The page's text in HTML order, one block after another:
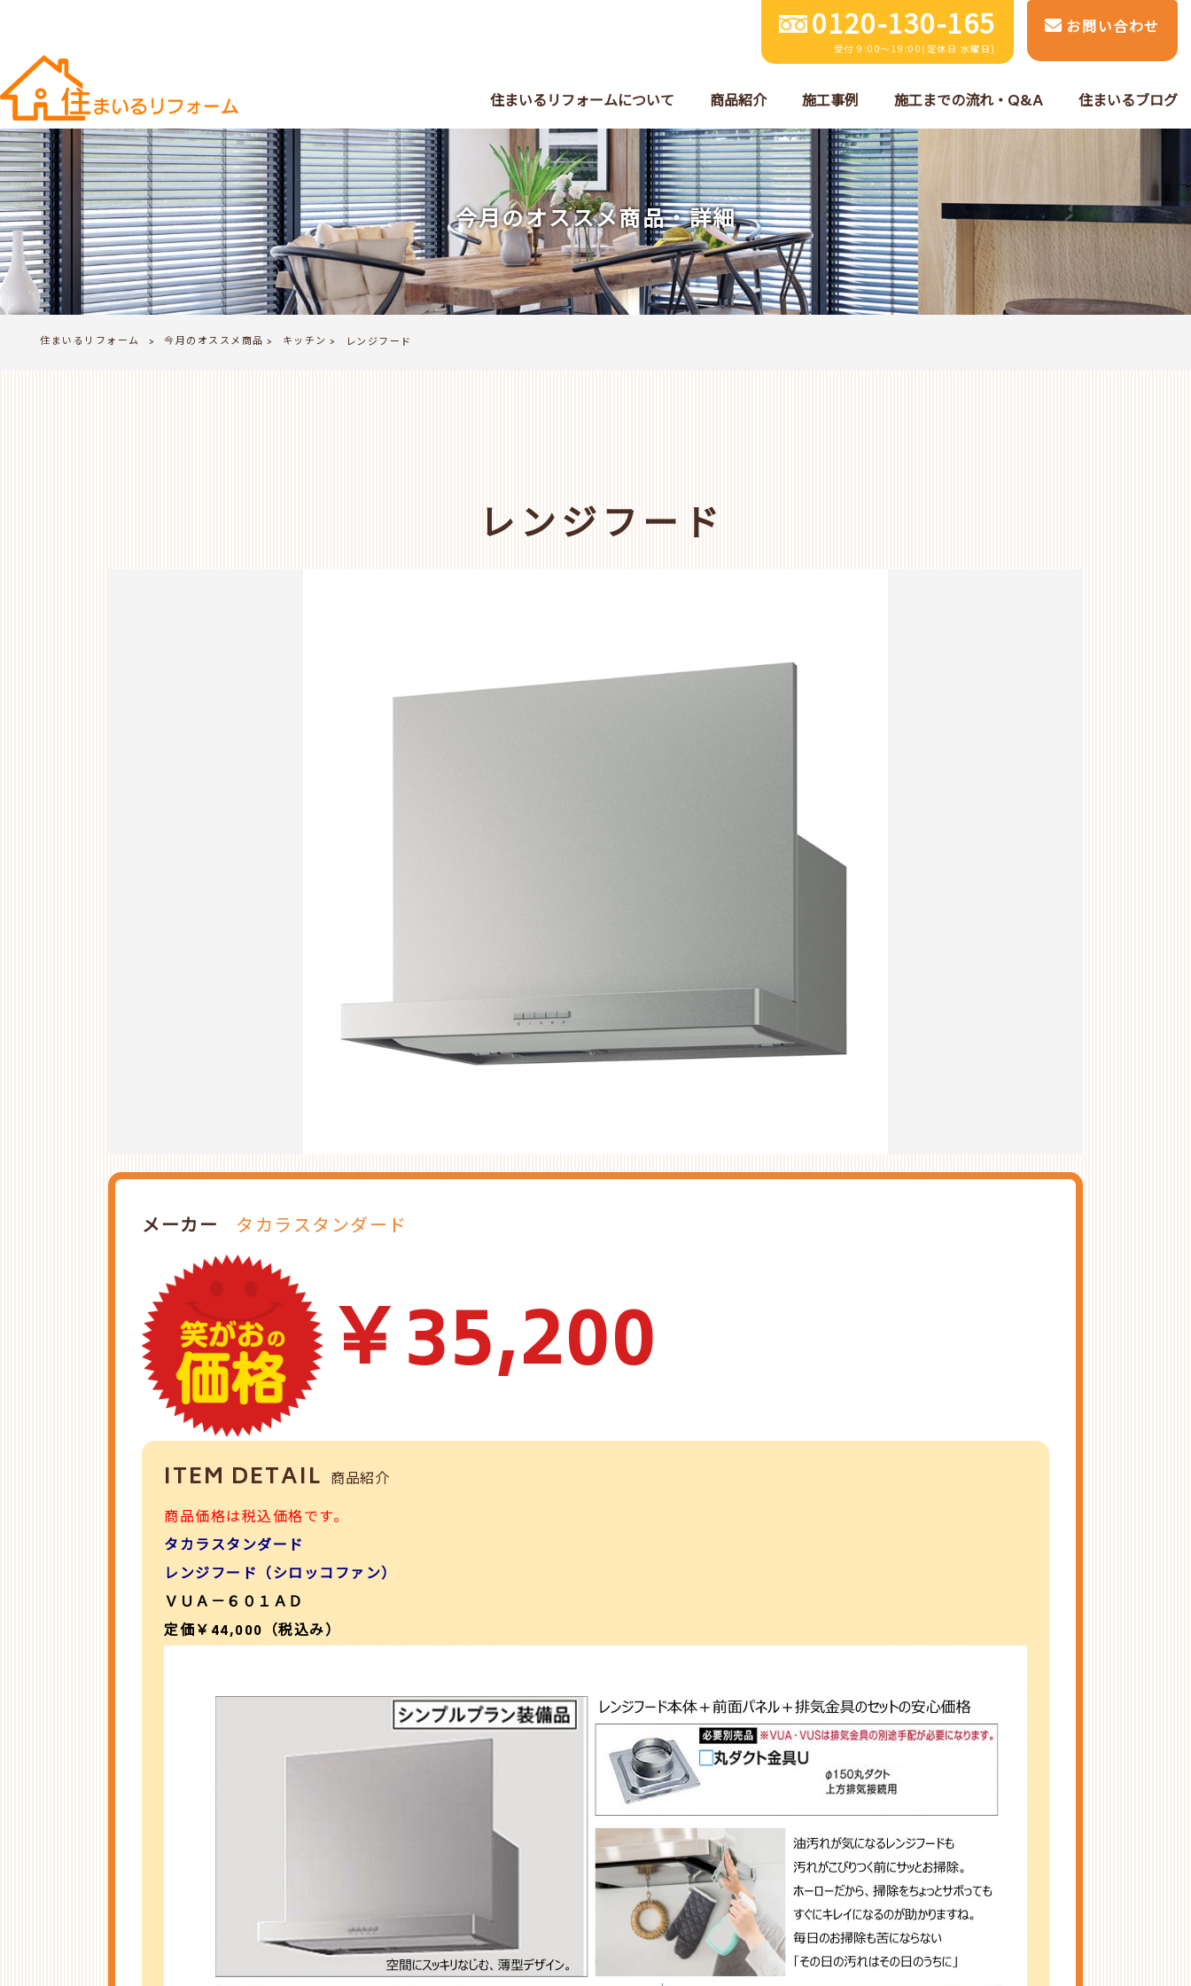
0120-130-165
受付 9:00～19:00(定休日 水曜日)
お問い合わせ
住まいるリフォームについて 商品紹介 施工事例 施工までの流れ・Q&A 住まいるブログ
今月のオススメ商品・詳細
住まいるリフォーム > 今月のオススメ商品 > キッチン > レンジフード
レンジフード
メーカー タカラスタンダード
￥35,200
ITEM DETAIL 商品紹介
商品価格は税込価格です。
タカラスタンダード
レンジフード（シロッコファン）
ＶＵＡ－６０１ＡＤ
定価￥44,000（税込み）